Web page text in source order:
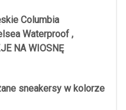
Columbia
Waterproof ,
NA WIOSNĘ
sneakersy w kolorze